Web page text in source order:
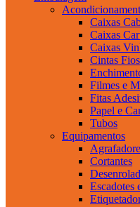
Caixas
Caixas
Caixas
Cintas
Filmes e
Fitas
Papel e
Tubos
Equipamentos
Cortantes
Escadotes